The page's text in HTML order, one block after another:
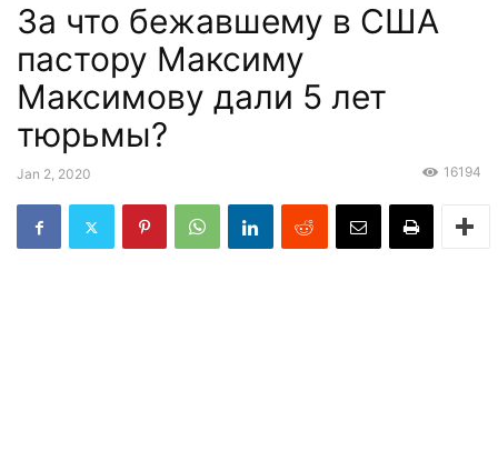
Эксклюзив
За что бежавшему в США
пастору Максиму
Максимову дали 5 лет
тюрьмы?
Jan 2, 2020 16194